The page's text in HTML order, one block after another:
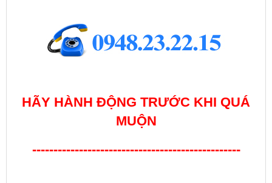
HÃY HÀNH ĐỘNG TRƯỚC KHI QUÁ
MUỘN
-------------------------------------------------